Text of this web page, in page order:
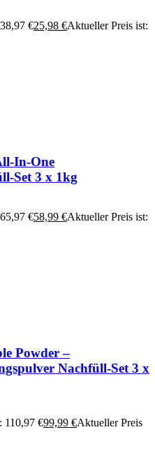
€25,98 €Aktueller Preis ist:
In-One
Set 3 x 1kg
€58,99 €Aktueller Preis ist:
Powder –
Nachfüll-Set 3 x
110,97 €99,99 €Aktueller Preis